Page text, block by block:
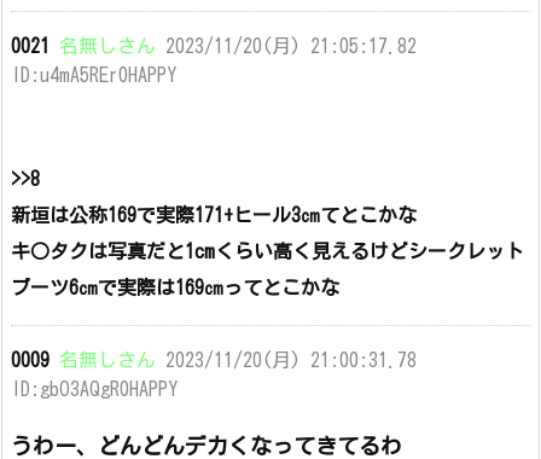
0021 名無しさん 2023/11/20(月) 21:05:17.82
ID:u4mA5REr0HAPPY
>>8
新垣は公称169で実際171+ヒール3㎝てとこかな
キ○タクは写真だと1cmくらい高く見えるけどシークレット
ブーツ6㎝で実際は169㎝ってとこかな
0009 名無しさん 2023/11/20(月) 21:00:31.78
ID:gbO3AQgR0HAPPY
うわー、どんどんデカくなってきてるわ